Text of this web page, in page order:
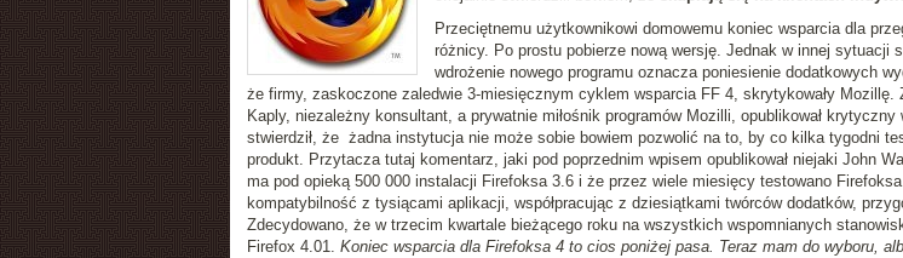
Przeciętnemu użytkownikowi domowemu koniec wsparcia dla
różnicy. Po prostu pobierze nową wersję. Jednak w innej sytuacji
wdrożenie nowego programu oznacza poniesienie dodatkowych
że firmy, zaskoczone zaledwie 3-miesięcznym cyklem wsparcia FF 4, skrytykowały Mozillę.
Kaply, niezależny konsultant, a prywatnie miłośnik programów Mozilli, opublikował
stwierdził, że żadna instytucja nie może sobie bowiem pozwolić na to, by co kilka tygodni
produkt. Przytacza tutaj komentarz, jaki pod poprzednim wpisem opublikował niejaki John
ma pod opieką 500 000 instalacji Firefoksa 3.6 i że przez wiele miesięcy testowano
kompatybilność z tysiącami aplikacji, współpracując z dziesiątkami twórców dodatków,
Zdecydowano, że w trzecim kwartale bieżącego roku na wszystkich wspomnianych
Firefox 4.01. Koniec wsparcia dla Firefoksa 4 to cios poniżej pasa. Teraz mam do wyboru,